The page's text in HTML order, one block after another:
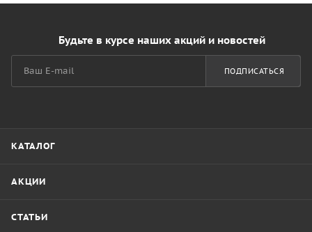
Будьте в курсе наших акций и новостей
ПОДПИСАТЬСЯ
КАТАЛОГ
АКЦИИ
СТАТЬИ